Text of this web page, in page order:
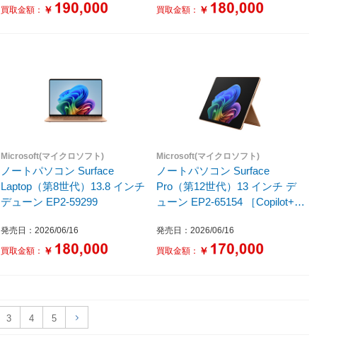
24GB /SSD：512GB /M365 (24
買取金額： ￥ 買取金額： ￥
Microsoft(マイクロソフト)
ノートパソコン Surface
Laptop（第8世代）13.8 インチ
デューン EP2-59299
発売日：2026/06/16
買取金額： ￥
Microsoft(マイクロソフト)
ノートパソコン Surface
Pro（第12世代）13 インチ デ
ューン EP2-65154 ［Copilot+
/Snapdragon X2 Elite /メモリ：
16GB /SSD：512GB /M365 (24
発売日：2026/06/16
買取金額： ￥
3 4 5